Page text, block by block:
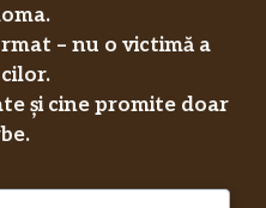
– nu o victimă a
și cine promite doar